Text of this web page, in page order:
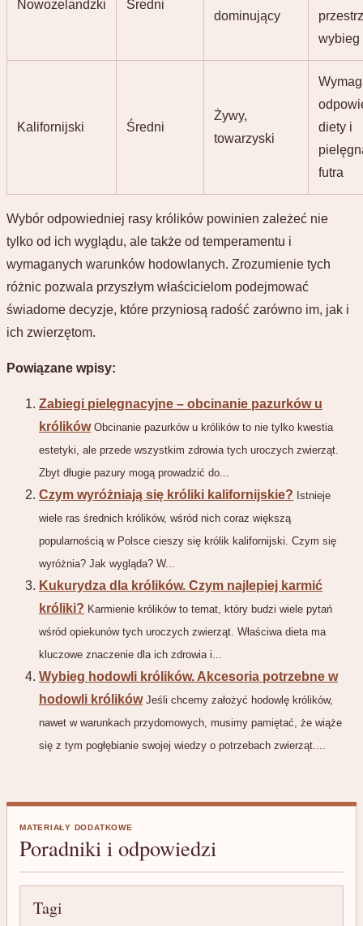
Nowozelandzki Średni
dominujący
wybieg
Kalifornijski Średni
Żywy,
towarzyski
diety i
futra
Wybór odpowiedniej rasy królików powinien zależeć nie
tylko od ich wyglądu, ale także od temperamentu i
wymaganych warunków hodowlanych. Zrozumienie tych
różnic pozwala przyszłym właścicielom podejmować
świadome decyzje, które przyniosą radość zarówno im, jak i
ich zwierzętom.
Powiązane wpisy:
Zabiegi pielęgnacyjne – obcinanie pazurków u
królików Obcinanie pazurków u królików to nie tylko kwestia
estetyki, ale przede wszystkim zdrowia tych uroczych zwierząt.
Zbyt długie pazury mogą prowadzić do...
Czym wyróżniają się króliki kalifornijskie? Istnieje
wiele ras średnich królików, wśród nich coraz większą
popularnością w Polsce cieszy się królik kalifornijski. Czym się
wyróżnia? Jak wygląda? W...
Kukurydza dla królików. Czym najlepiej karmić
króliki? Karmienie królików to temat, który budzi wiele pytań
wśród opiekunów tych uroczych zwierząt. Właściwa dieta ma
kluczowe znaczenie dla ich zdrowia i...
Wybieg hodowli królików. Akcesoria potrzebne w
hodowli królików Jeśli chcemy założyć hodowlę królików,
nawet w warunkach przydomowych, musimy pamiętać, że wiąże
się z tym pogłębianie swojej wiedzy o potrzebach zwierząt....
MATERIAŁY DODATKOWE
Poradniki i odpowiedzi
Tagi